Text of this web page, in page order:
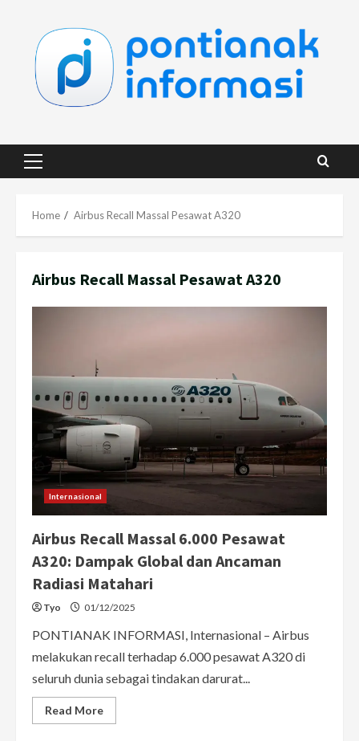
content
Primary
Home Airbus Recall Massal Pesawat A320
Airbus Recall Massal Pesawat A320
Internasional
Airbus Recall Massal 6.000 Pesawat
A320: Dampak Global dan Ancaman
Radiasi Matahari
Tyo 01/12/2025
PONTIANAK INFORMASI, Internasional – Airbus
melakukan recall terhadap 6.000 pesawat A320 di
seluruh dunia sebagai tindakan darurat...
Read MoreRead
more